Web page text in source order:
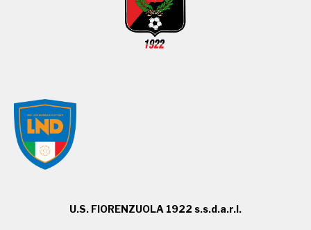
U.S. FIORENZUOLA 1922 s.s.d.a.r.l.